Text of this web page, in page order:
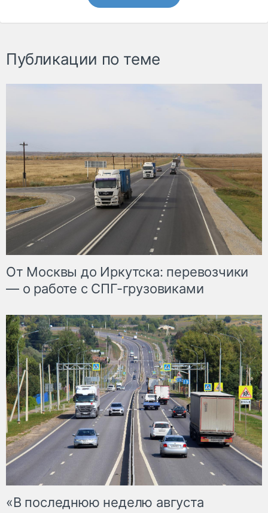
Публикации по теме
От Москвы до Иркутска: перевозчики
— о работе с СПГ-грузовиками
«В последнюю неделю августа